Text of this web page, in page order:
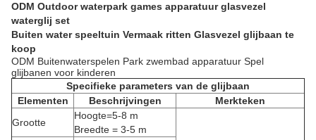
ODM Outdoor waterpark games apparatuur glasvezel
waterglij set
Buiten water speeltuin Vermaak ritten Glasvezel glijbaan te
koop
ODM Buitenwaterspelen Park zwembad apparatuur Spel
glijbanen voor kinderen
Specifieke parameters van de glijbaan
Elementen
Beschrijvingen
Merkteken
Grootte
Hoogte=5-8 m
Breedte = 3-5 m